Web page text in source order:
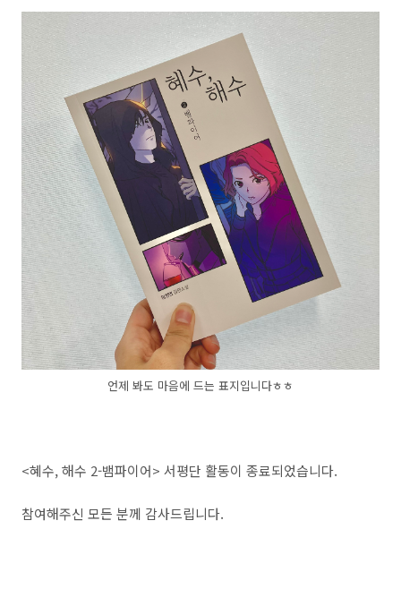
언제 봐도 마음에 드는 표지입니다ㅎㅎ
<혜수, 해수 2-뱀파이어> 서평단 활동이 종료되었습니다.
참여해주신 모든 분께 감사드립니다.